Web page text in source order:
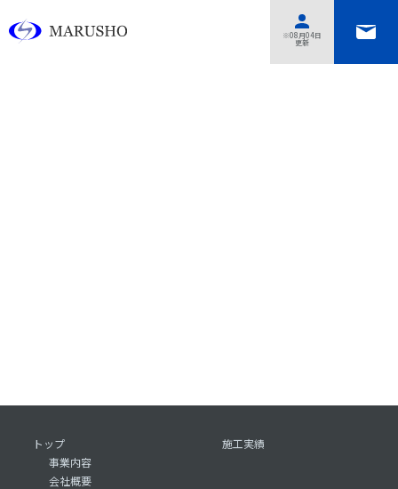
※08月04日
更新
あああああ
トップ
事業内容
会社概要
施工実績